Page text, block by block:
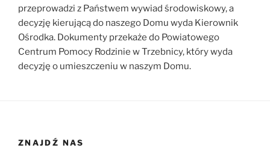
przeprowadzi z Państwem wywiad środowiskowy, a
decyzję kierującą do naszego Domu wyda Kierownik
Ośrodka. Dokumenty przekaże do Powiatowego
Centrum Pomocy Rodzinie w Trzebnicy, który wyda
decyzję o umieszczeniu w naszym Domu.
ZNAJDŹ NAS